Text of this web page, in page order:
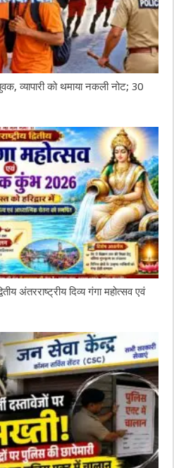
व्यापारी को थमाया नकली नोट; 30
अंतरराष्ट्रीय दिव्य गंगा महोत्सव एवं